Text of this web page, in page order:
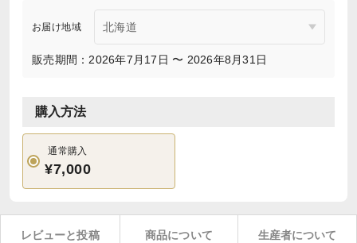
お届け地域
販売期間：2026年7月17日 〜 2026年8月31日
購入方法
通常購入
¥7,000
レビューと投稿 商品について 生産者について